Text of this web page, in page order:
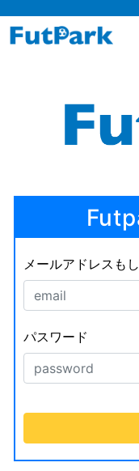
メールアドレスも
パスワード